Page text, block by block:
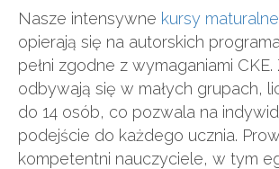
Nasze intensywne kursy maturalne
opierają się na autorskich
pełni zgodne z wymaganiami CKE.
odbywają się w małych grupach,
do 14 osób, co pozwala na
podejście do każdego ucznia.
kompetentni nauczyciele, w tym